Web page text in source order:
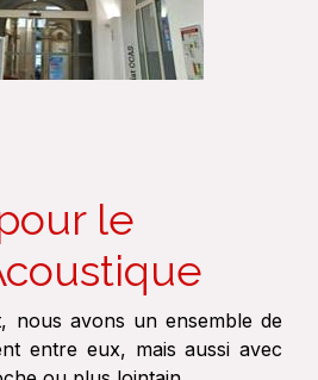
le
nous avons un ensemble de
entre eux, mais aussi avec